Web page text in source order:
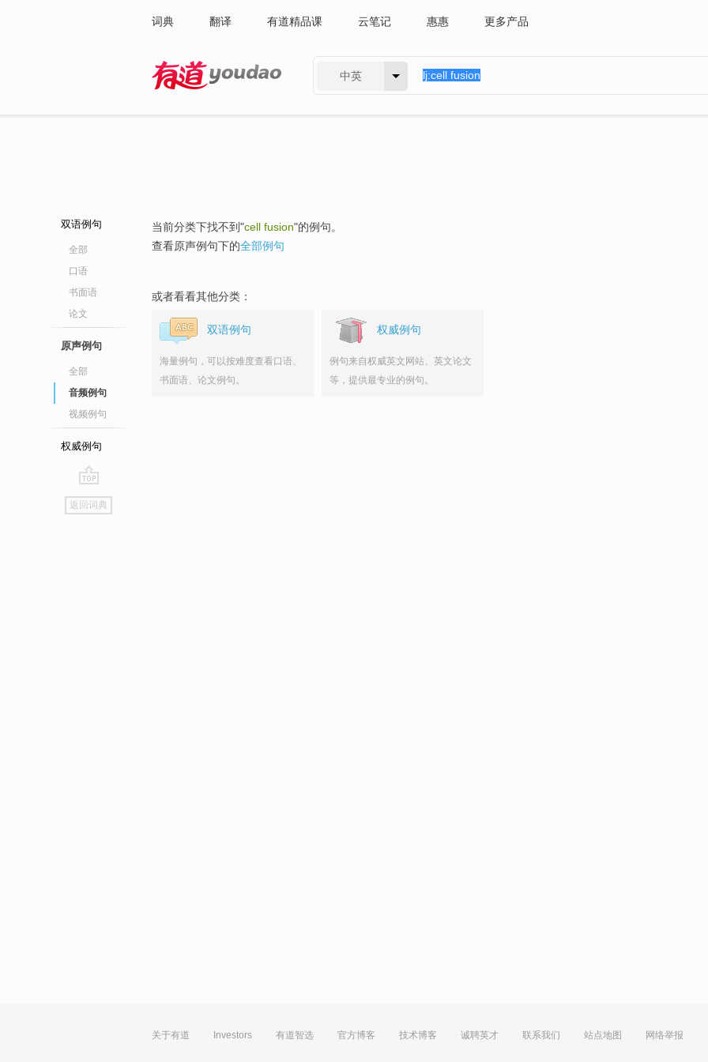
词典 翻译 有道精品课 云笔记 惠惠 更多产品
中英
双语例句
全部
口语
书面语
论文
原声例句
全部
音频例句
视频例句
权威例句
go
top
返回词典
当前分类下找不到"cell fusion"的例句。
查看原声例句下的全部例句
或者看看其他分类：
双语例句
海量例句，可以按难度查看口语、
书面语、论文例句。
权威例句
例句来自权威英文网站、英文论文
等，提供最专业的例句。
关于有道 Investors 有道智选 官方博客 技术博客 诚聘英才 联系我们 站点地图 网络举报